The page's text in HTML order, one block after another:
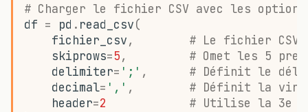
# Charger le fichier CSV avec les
df = pd . read_csv(
fichier_csv,
# Le fichier CSV
skiprows=5,
# Omet les 5
delimiter= ';' ,
# Définit le
decimal= ',' ,
# Définit la
header=2
# Utilise la 3e